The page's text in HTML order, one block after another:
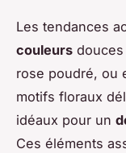
Les tendances
couleurs
rose poudré, ou
motifs floraux
idéaux pour un
Ces éléments